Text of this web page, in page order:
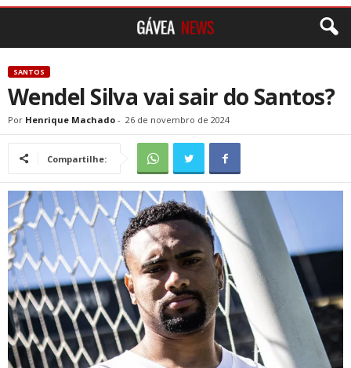
SANTOS
Wendel Silva vai sair do Santos?
Por Henrique Machado - 26 de novembro de 2024
Compartilhe: